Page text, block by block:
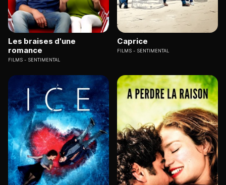
Les braises d'une
romance
FILMS SENTIMENTAL
Caprice
FILMS SENTIMENTAL